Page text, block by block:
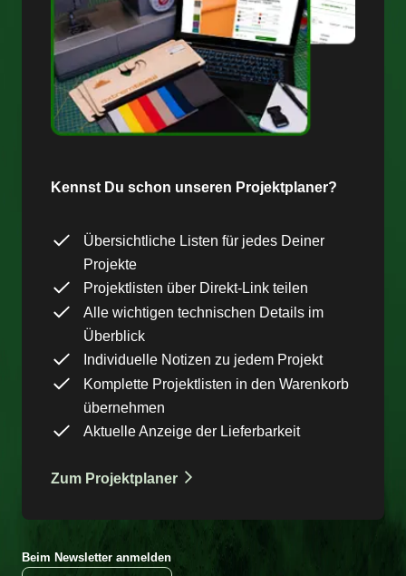
Kennst Du schon unseren Projektplaner?
Übersichtliche Listen für jedes Deiner
Projekte
Projektlisten über Direkt-Link teilen
Alle wichtigen technischen Details im
Überblick
Individuelle Notizen zu jedem Projekt
Komplette Projektlisten in den Warenkorb
übernehmen
Aktuelle Anzeige der Lieferbarkeit
Zum Projektplaner
Beim Newsletter anmelden